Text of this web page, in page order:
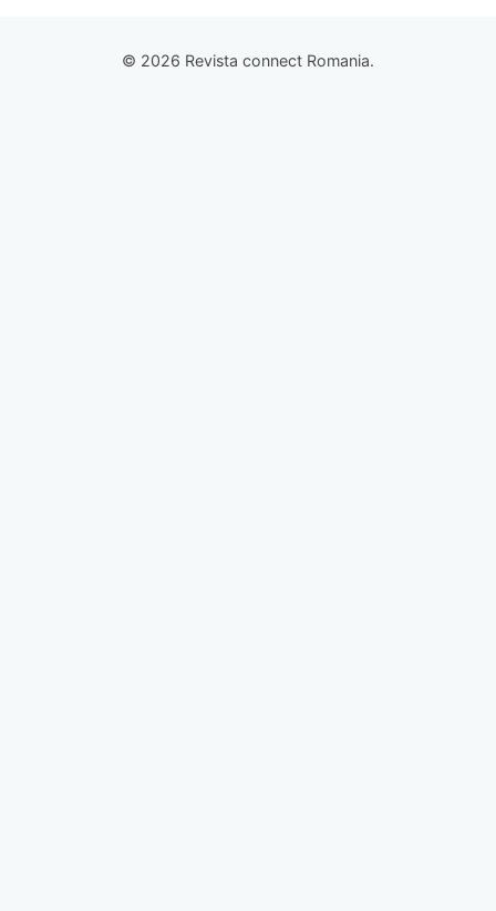
© 2026 Revista connect Romania.